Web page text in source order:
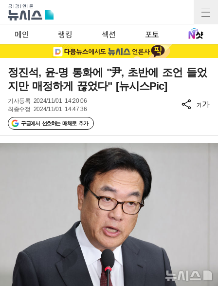
메인 랭킹 섹션 포토
정진석, 윤-명 통화에 "尹, 초반에 조언 들었
지만 매정하게 끊었다" [뉴시스Pic]
기사등록 2024/11/01 14:20:06
최종수정 2024/11/01 14:47:36
구글에서 선호하는 매체로 추가
가가